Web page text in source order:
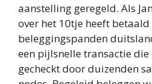
aanstelling geregeld. Als
over het 10tje heeft
beleggingspanden
een pijlsnelle transactie
gecheckt door duizenden